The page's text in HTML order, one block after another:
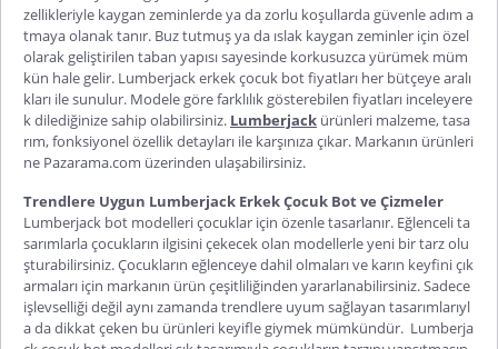
zellikleriyle kaygan zeminlerde ya da zorlu koşullarda güvenle adım a
tmaya olanak tanır. Buz tutmuş ya da ıslak kaygan zeminler için özel
olarak geliştirilen taban yapısı sayesinde korkusuzca yürümek müm
kün hale gelir. Lumberjackerkek çocuk bot fiyatları her bütçeye aralı
kları ile sunulur. Modele göre farklılık gösterebilen fiyatları inceleyere
k dilediğinize sahip olabilirsiniz. Lumberjack ürünleri malzeme, tasa
rım, fonksiyonel özellik detayları ile karşınıza çıkar. Markanın ürünleri
ne Pazarama.com üzerinden ulaşabilirsiniz.
Trendlere Uygun Lumberjack Erkek Çocuk Bot ve Çizmeler
Lumberjack bot modelleri çocuklar için özenle tasarlanır. Eğlenceli ta
sarımlarla çocukların ilgisini çekecek olan modellerle yeni bir tarz olu
şturabilirsiniz. Çocukların eğlenceye dahil olmaları ve karın keyfini çık
armaları için markanın ürün çeşitliliğinden yararlanabilirsiniz. Sadece
işlevselliği değil aynı zamanda trendlere uyum sağlayan tasarımlarıyl
a da dikkat çeken bu ürünleri keyifle giymek mümkündür. Lumberja